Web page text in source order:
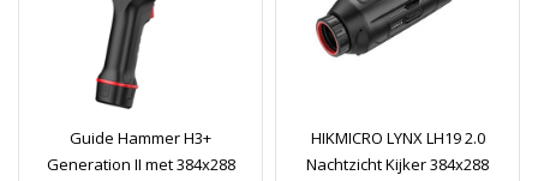
Guide Hammer H3+
Generation II met 384x288
HIKMICRO LYNX LH19 2.0
Nachtzicht Kijker 384x288